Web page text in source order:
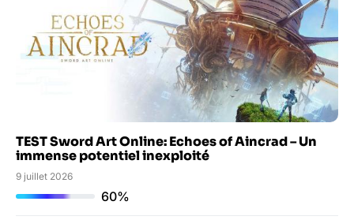
TEST Sword Art Online: Echoes of Aincrad – Un
immense potentiel inexploité
9 juillet 2026
60%